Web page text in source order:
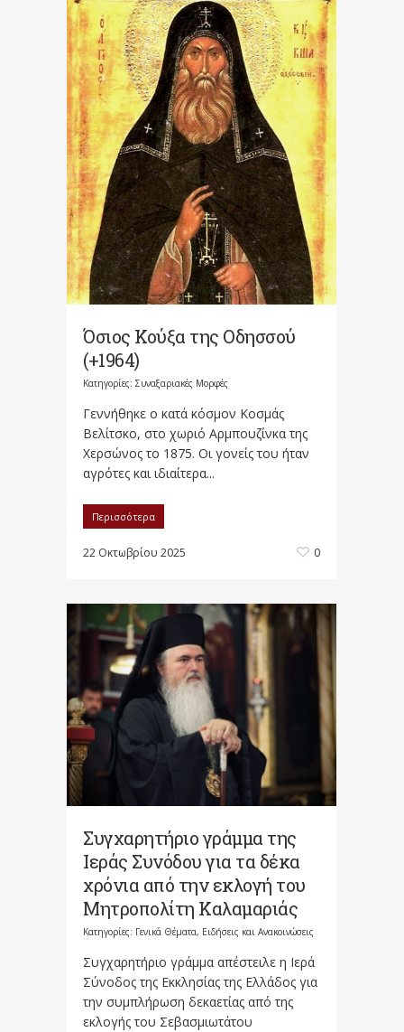
Όσιος Κούξα της Οδησσού
(+1964)
Κατηγορίες: Συναξαριακές Μορφές
Γεννήθηκε ο κατά κόσμον Κοσμάς
Βελίτσκο, στο χωριό Αρμπουζίνκα της
Χερσώνος το 1875. Οι γονείς του ήταν
αγρότες και ιδιαίτερα...
Περισσότερα
22 Οκτωβρίου 2025 0
Συγχαρητήριο γράμμα της
Ιεράς Συνόδου για τα δέκα
χρόνια από την εκλογή του
Μητροπολίτη Καλαμαριάς
Κατηγορίες: Γενικά Θέματα, Ειδήσεις και Ανακοινώσεις
Συγχαρητήριο γράμμα απέστειλε η Ιερά
Σύνοδος της Εκκλησίας της Ελλάδος για
την συμπλήρωση δεκαετίας από της
εκλογής του Σεβασμιωτάτου